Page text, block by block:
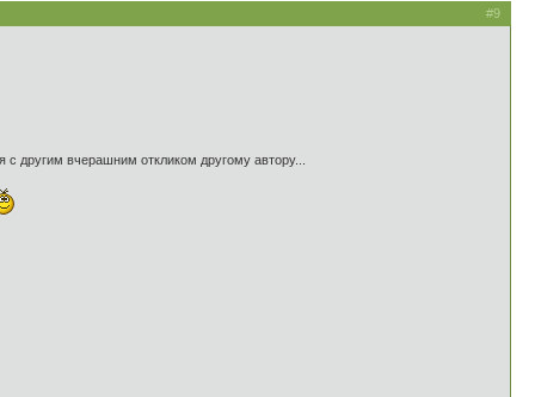
#9
другим вчерашним откликом другому автору...